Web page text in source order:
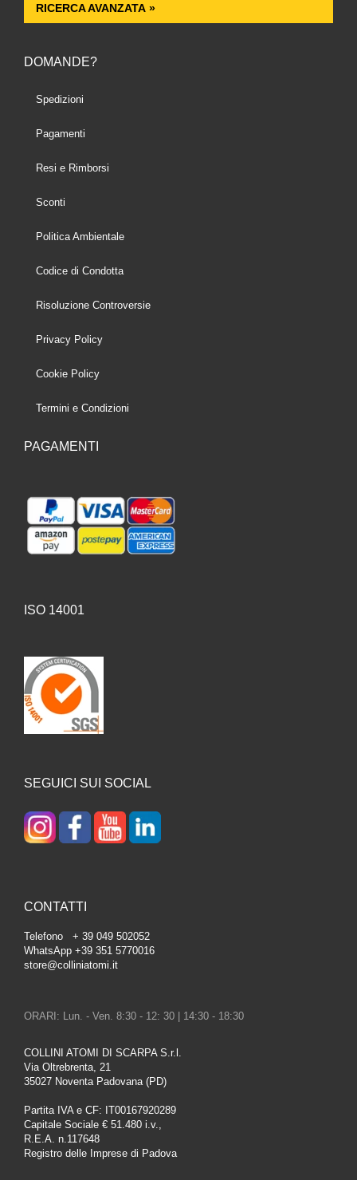
RICERCA AVANZATA »
DOMANDE?
Spedizioni
Pagamenti
Resi e Rimborsi
Sconti
Politica Ambientale
Codice di Condotta
Risoluzione Controversie
Privacy Policy
Cookie Policy
Termini e Condizioni
PAGAMENTI
ISO 14001
SEGUICI SUI SOCIAL
CONTATTI
Telefono + 39 049 502052
WhatsApp +39 351 5770016
store@colliniatomi.it
ORARI: Lun. - Ven. 8:30 - 12: 30 | 14:30 - 18:30
COLLINI ATOMI DI SCARPA S.r.l.
Via Oltrebrenta, 21
35027 Noventa Padovana (PD)
Partita IVA e CF: IT00167920289
Capitale Sociale € 51.480 i.v.,
R.E.A. n.117648
Registro delle Imprese di Padova